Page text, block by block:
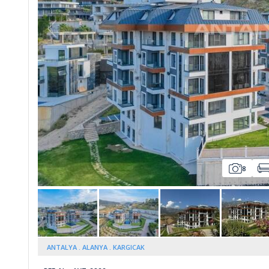
8
ANTALYA ALANYA KARGICAK
Whatsapp